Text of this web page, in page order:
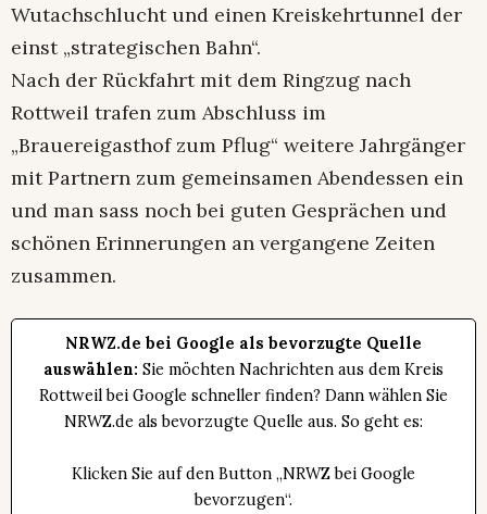
Wutachschlucht und einen Kreiskehrtunnel der
einst „strategischen Bahn“.
Nach der Rückfahrt mit dem Ringzug nach
Rottweil trafen zum Abschluss im
„Brauereigasthof zum Pflug“ weitere Jahrgänger
mit Partnern zum gemeinsamen Abendessen ein
und man sass noch bei guten Gesprächen und
schönen Erinnerungen an vergangene Zeiten
zusammen.
NRWZ.de bei Google als bevorzugte Quelle
auswählen: Sie möchten Nachrichten aus dem Kreis
Rottweil bei Google schneller finden? Dann wählen Sie
NRWZ.de als bevorzugte Quelle aus. So geht es:
Klicken Sie auf den Button „NRWZ bei Google
bevorzugen“.